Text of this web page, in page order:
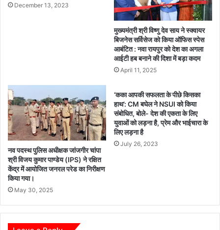
में
र
सा
क्ष
र
ता
का
सं
दे
श
हा
री
क्षा
में
उ
त्ती
र्ण
वि
द्या
र्थि
यों
को
दी
शु
भ
December 13, 2023
मुख्यमंत्री श्री विष्णु देव साय ने स्क्वायर
बिजनेस सर्विसेज को किया ऑफिस स्पेस
आबंटित : नवा रायपुर को देश का अगला
आईटी हब बनाने की दिशा में बड़ा कदम
April 11, 2025
नव पदस्थ पुलिस अधीक्षक जांजगीर चांपा
श्री विजय कुमार पाण्डेय (IPS) ने रक्षित
केंद्र में आयोजित जनरल परेड का निरीक्षण
किया गया।
May 30, 2025
‘कका आपकी सफलता के पीछे किसका
हाथ’: CM बघेल ने NSUI को किया
संबोधित, बोले- देश की एकता के लिए
युवाओं को लड़ना है, प्रेम और भाईचारा के
लिए लड़ना है
July 26, 2023